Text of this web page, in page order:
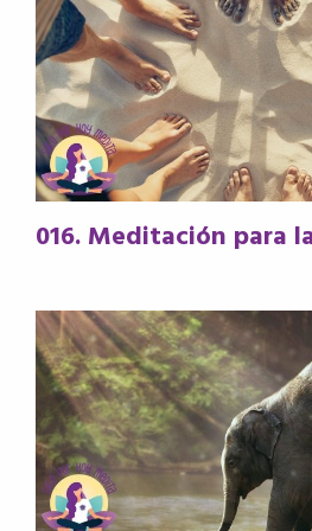
016. Meditación para